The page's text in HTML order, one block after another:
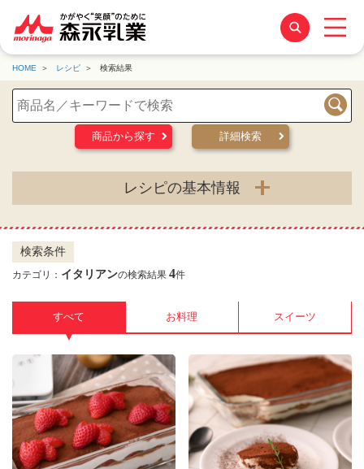
HOME レシピ 検索結果
検索
商品から探す
詳細検索
レシピの基本情報
検索条件
カテゴリ： イタリアンの検索結果 4件
すべて
▼
お料理 スイーツ